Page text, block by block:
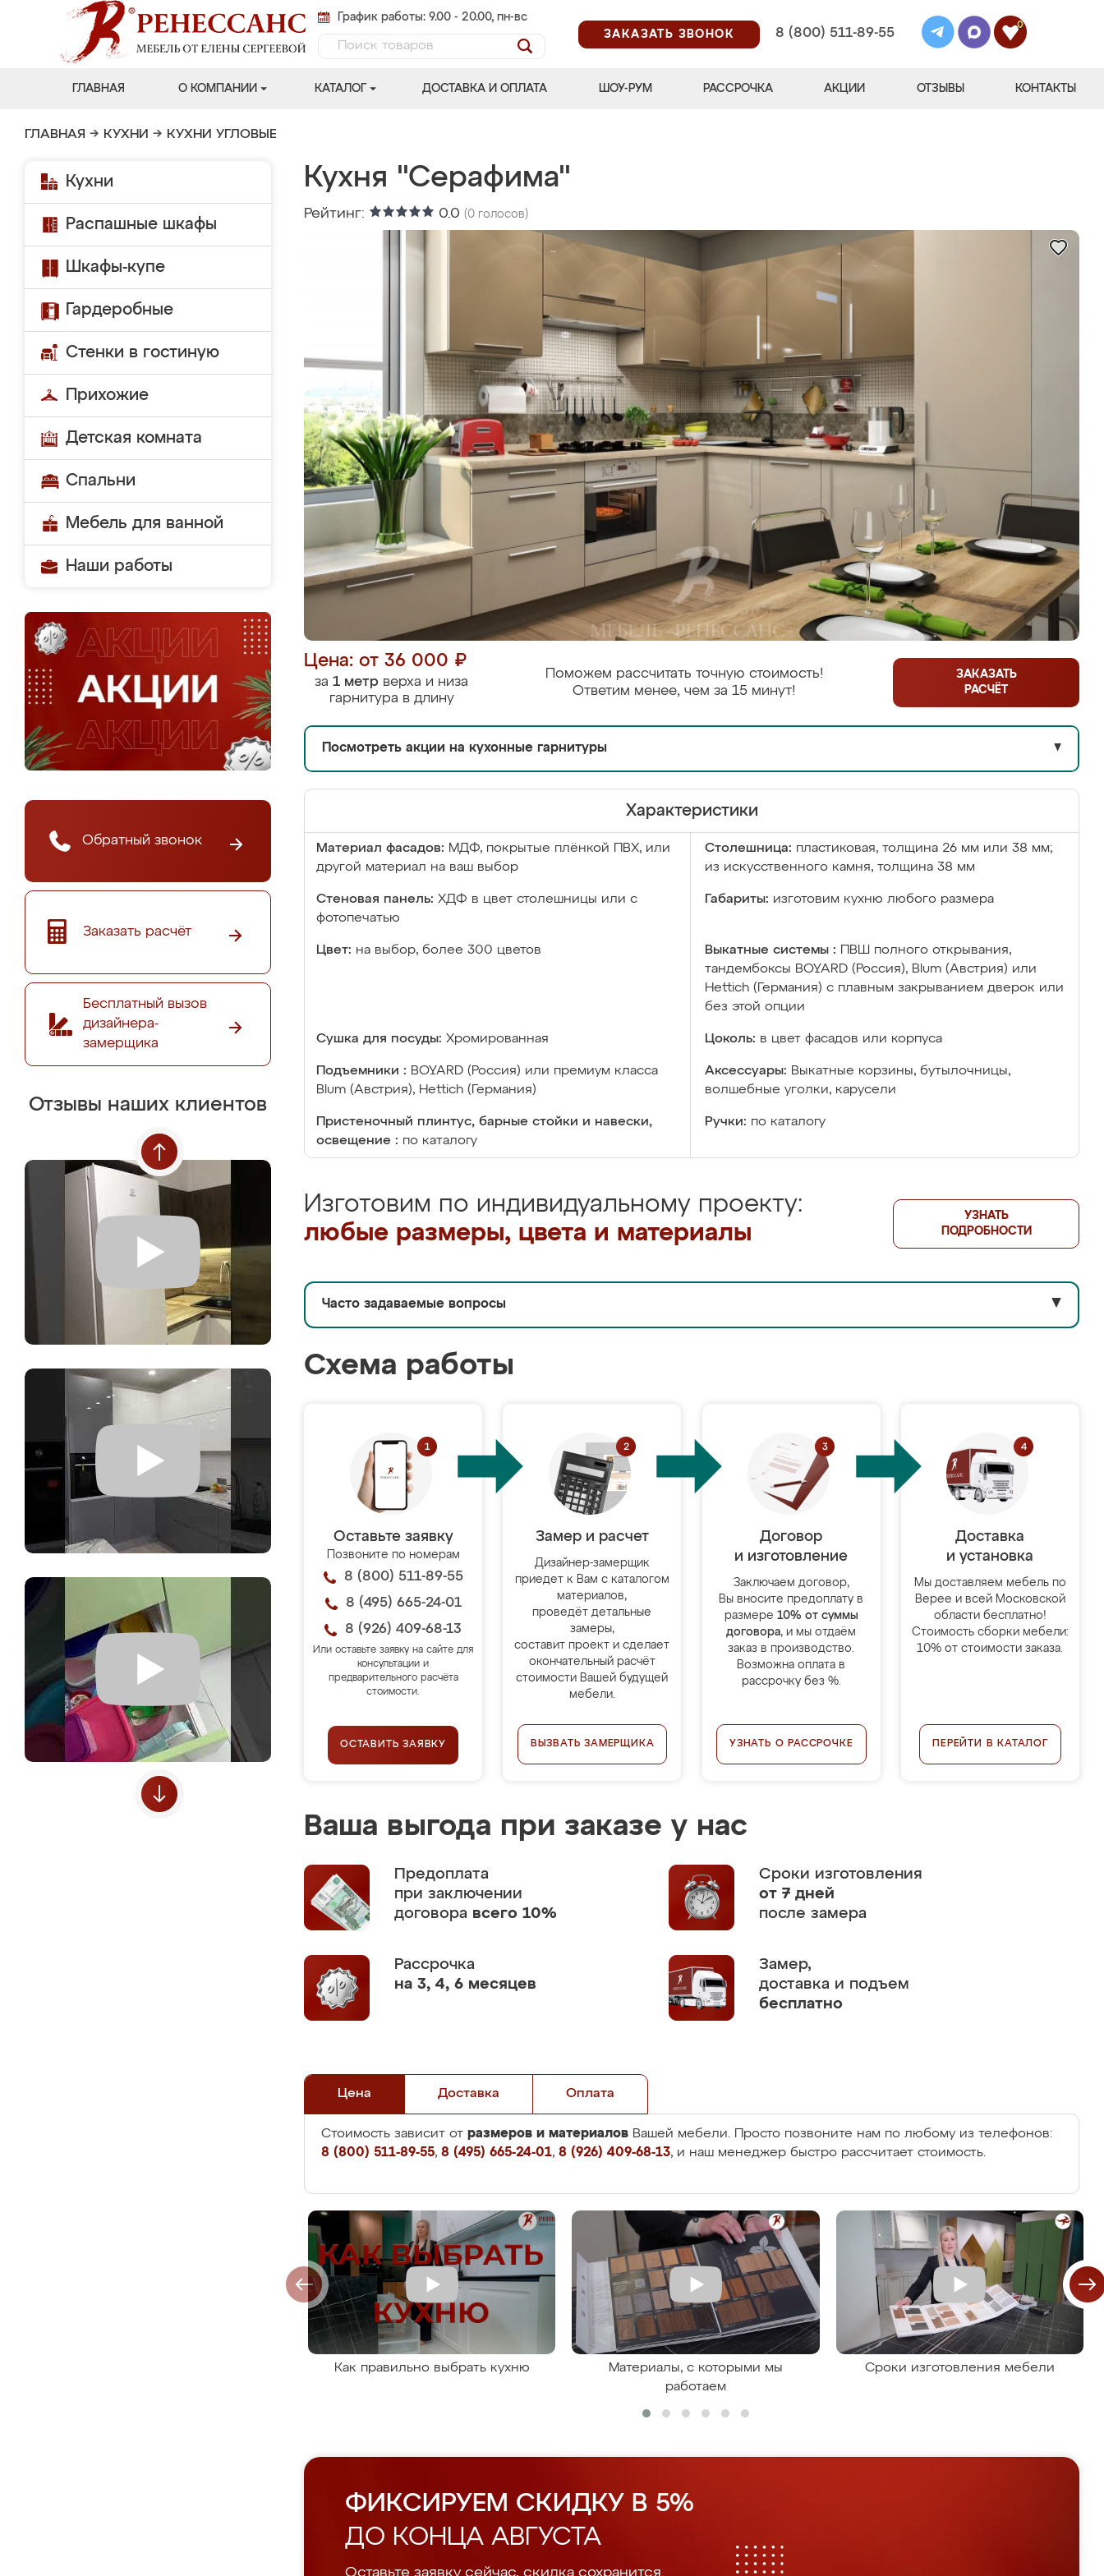
График работы: 9.00 - 20.00, пн-вс
ЗАКАЗАТЬ ЗВОНОК
8 (800) 511-89-55
0
ГЛАВНАЯ О КОМПАНИИ КАТАЛОГ ДОСТАВКА И ОПЛАТА ШОУ-РУМ РАССРОЧКА АКЦИИ ОТЗЫВЫ КОНТАКТЫ
ГЛАВНАЯ → КУХНИ → КУХНИ УГЛОВЫЕ
Кухни
Распашные шкафы
Шкафы-купе
Гардеробные
Стенки в гостиную
Прихожие
Детская комната
Спальни
Мебель для ванной
Наши работы
Обратный звонок
Заказать расчёт
Бесплатный вызов
дизайнера-
замерщика
Отзывы наших клиентов
Кухня "Серафима"
Рейтинг: 0.0 (0 голосов)
Цена: от 36 000 ₽
за 1 метр верха и низа
гарнитура в длину
Поможем рассчитать точную стоимость!
Ответим менее, чем за 15 минут!
ЗАКАЗАТЬ
РАСЧЁТ
Посмотреть акции на кухонные гарнитуры ▼
Характеристики
Материал фасадов: МДФ, покрытые плёнкой ПВХ, или
другой материал на ваш выбор
Столешница: пластиковая, толщина 26 мм или 38 мм;
из искусственного камня, толщина 38 мм
Стеновая панель: ХДФ в цвет столешницы или с
фотопечатью
Габариты: изготовим кухню любого размера
Цвет: на выбор, более 300 цветов Выкатные системы :
ПВШ полного открывания,
тандембоксы BOYARD (Россия), Blum (Австрия) или
Hettich (Германия) с плавным закрыванием дверок или
без этой опции
Сушка для посуды: Хромированная Цоколь: в цвет фасадов или корпуса
Подъемники : BOYARD (Россия) или премиум класса
Blum (Австрия), Hettich (Германия)
Аксессуары: Выкатные корзины, бутылочницы,
волшебные уголки, карусели
Пристеночный плинтус, барные стойки и навески,
освещение : по каталогу
Ручки: по каталогу
Изготовим по индивидуальному проекту:
любые размеры, цвета и материалы
УЗНАТЬ
ПОДРОБНОСТИ
Часто задаваемые вопросы ▼
Схема работы
Оставьте заявку
Позвоните по номерам
8 (800) 511-89-55
8 (495) 665-24-01
8 (926) 409-68-13
Или оставьте заявку на сайте для
консультации и
предварительного расчёта
стоимости.
ОСТАВИТЬ ЗАЯВКУ
Замер и расчет
Дизайнер-замерщик
приедет к Вам с каталогом
материалов,
проведёт детальные
замеры,
составит проект и сделает
окончательный расчёт
стоимости Вашей будущей
мебели.
ВЫЗВАТЬ ЗАМЕРЩИКА
Договор
и изготовление
Заключаем договор,
Вы вносите предоплату в
размере 10% от суммы
договора, и мы отдаём
заказ в производство.
Возможна оплата в
рассрочку без %.
УЗНАТЬ О РАССРОЧКЕ
Доставка
и установка
Мы доставляем мебель по
Верее и всей Московской
области бесплатно!
Стоимость сборки мебели:
10% от стоимости заказа.
ПЕРЕЙТИ В КАТАЛОГ
Ваша выгода при заказе у нас
Предоплата
при заключении
договора всего 10%
Сроки изготовления
от 7 дней
после замера
Рассрочка
на 3, 4, 6 месяцев
Замер,
доставка и подъем
бесплатно
Цена Доставка Оплата
Стоимость зависит от размеров и материалов Вашей мебели. Просто позвоните нам по любому из телефонов:
8 (800) 511-89-55, 8 (495) 665-24-01, 8 (926) 409-68-13, и наш менеджер быстро рассчитает стоимость.
Как правильно выбрать кухню
Материалы, с которыми мы
работаем
Сроки изготовления мебели
ФИКСИРУЕМ СКИДКУ В 5%
ДО КОНЦА АВГУСТА
Оставьте заявку сейчас, скидка сохранится.